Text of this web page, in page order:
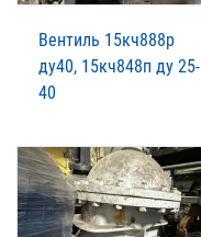
Вентиль 15кч888р
ду40, 15кч848п ду 25-
40